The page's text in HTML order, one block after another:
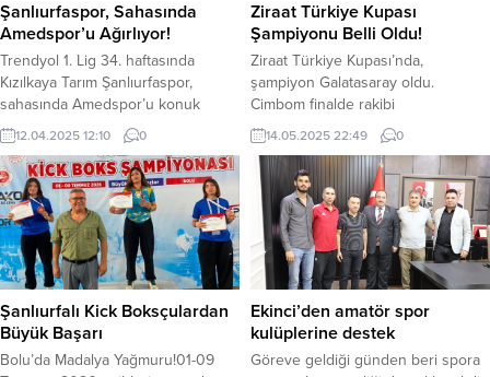
Şanlıurfaspor, Sahasında
Amedspor’u Ağırlıyor!
Trendyol 1. Lig 34. haftasında
Kızılkaya Tarım Şanlıurfaspor,
sahasında Amedspor’u konuk
edecek. Sarı yeşilli ekip zorlu
mücadeleyi kazanmak istiyor. Ligde
kalma mücadelesi veren Urfaspor
mutlak galibiyet peşinde. Maç
bugün Şanlıurfa 11 Nisan Stadında
oynanacak. TRT Spor, beIN
SPORTS MAX 2, Tabii yayınlanacak
olan maç saat 19.00 da başlayacak.
Maçta Adnan...
12.04.2025 12:10 0
Ziraat Türkiye Kupası
Şampiyonu Belli Oldu!
Ziraat Türkiye Kupası’nda,
şampiyon Galatasaray oldu.
Cimbom finalde rakibi
Trabzonspor’u 3-0 yenerek Ziraat
Türkiye Kupası’nı müzesine
götürmeyi başardı. Galatasaray
finalde rakibi Trabzonspor’u 3-0
yenerek kupanın sahibi oldu.
Cimbom’un gollerini 5 dakikada
Barış Alper ve 46, 63 dakikada
Osimhen’den geldi. Galatasaray,
19’uncu Ziraat Türkiye Kupası
kazandı. YAZI ARASI REKLAM
ALANI
14.05.2025 22:49 0
Şanlıurfalı Kick Boksçulardan
Büyük Başarı
Bolu’da Madalya Yağmuru!01-09
Ekinci’den amatör spor
kulüplerine destek
Göreve geldiği günden beri spora